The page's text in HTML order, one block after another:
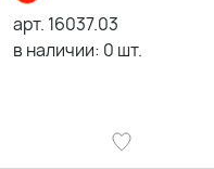
арт. 16037.03
в наличии: 0 шт.